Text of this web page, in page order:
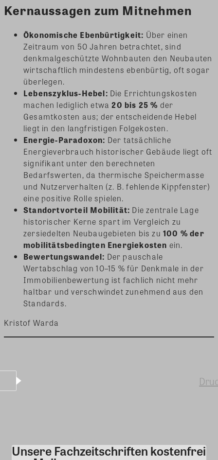
Kernaussagen zum Mitnehmen
Ökonomische Ebenbürtigkeit: Über einen
Zeitraum von 50 Jahren betrachtet, sind
denkmalgeschützte Wohnbauten den Neubauten
wirtschaftlich mindestens ebenbürtig, oft sogar
überlegen.
Lebenszyklus-Hebel: Die Errichtungskosten
machen lediglich etwa 20 bis 25 % der
Gesamtkosten aus; der entscheidende Hebel
liegt in den langfristigen Folgekosten.
Energie-Paradoxon: Der tatsächliche
Energieverbrauch historischer Gebäude liegt oft
signifikant unter den berechneten
Bedarfswerten, da thermische Speichermasse
und Nutzerverhalten (z. B. fehlende Kippfenster)
eine positive Rolle spielen.
Standortvorteil Mobilität: Die zentrale Lage
historischer Kerne spart im Vergleich zu
zersiedelten Neubaugebieten bis zu 100 % der
mobilitätsbedingten Energiekosten ein.
Bewertungswandel: Der pauschale
Wertabschlag von 10–15 % für Denkmale in der
Immobilienbewertung ist fachlich nicht mehr
haltbar und verschwindet zunehmend aus den
Standards.
Kristof Warda
Kommentar
Unsere Fachzeitschriften kostenfrei